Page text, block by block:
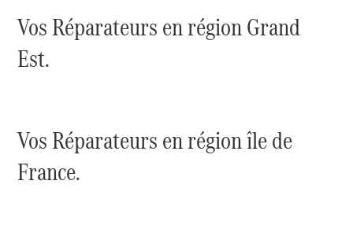
EQS
SUV
Électrique
Maybach
GLA Nouveau Électrique
GLB
GLB
Vos Réparateurs en région Grand
Est.
Vos Réparateurs en région île de
France.